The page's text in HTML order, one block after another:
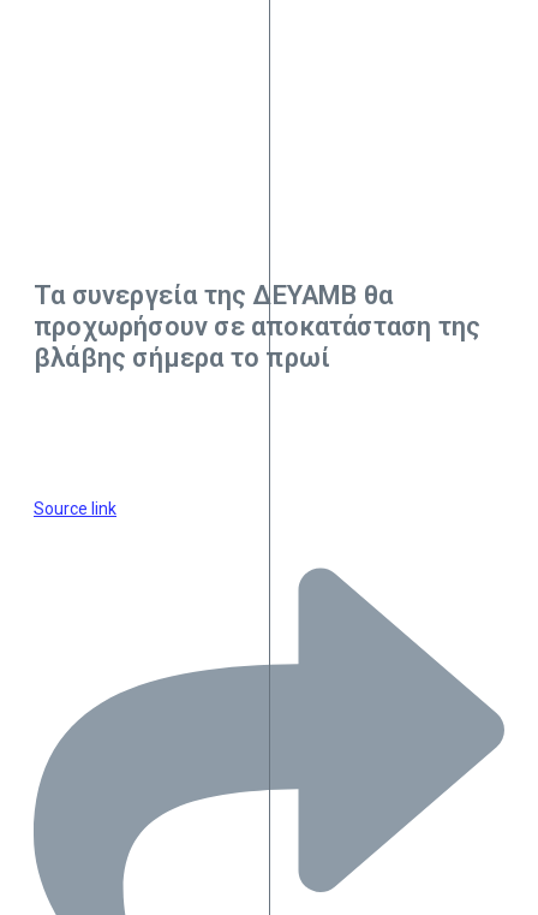
Τα συνεργεία της ΔΕΥΑΜΒ θα
προχωρήσουν σε αποκατάσταση της
βλάβης σήμερα το πρωί
Source link